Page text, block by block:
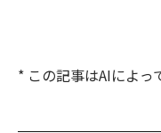
* この記事はAIによっ